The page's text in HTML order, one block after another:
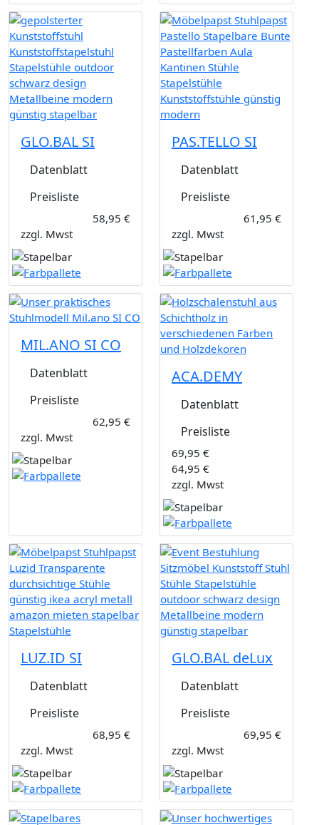
GLO.BAL SI
Datenblatt
Preisliste
58,95 €
zzgl. Mwst
PAS.TELLO SI
Datenblatt
Preisliste
61,95 €
zzgl. Mwst
MIL.ANO SI CO
Datenblatt
Preisliste
62,95 €
zzgl. Mwst
ACA.DEMY
Datenblatt
Preisliste
69,95 €
64,95 €
zzgl. Mwst
LUZ.ID SI
Datenblatt
Preisliste
68,95 €
zzgl. Mwst
GLO.BAL deLux
Datenblatt
Preisliste
69,95 €
zzgl. Mwst